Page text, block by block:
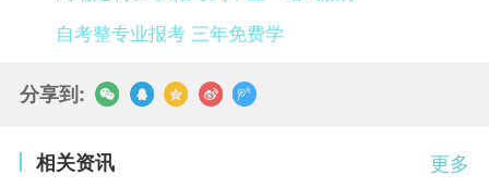
自考整专业报考 三年免费学
分享到:
更多
相关资讯